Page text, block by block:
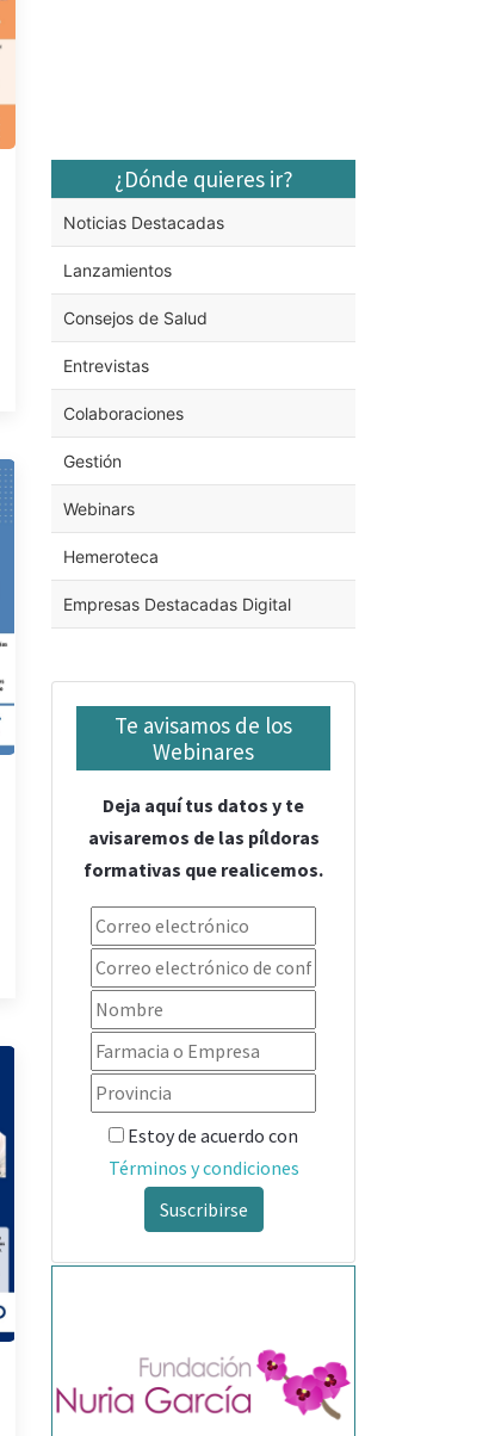
¿Dónde quieres ir?
Noticias Destacadas
Lanzamientos
Consejos de Salud
Entrevistas
Colaboraciones
Gestión
Webinars
Hemeroteca
Empresas Destacadas Digital
Te avisamos de los
Webinares
Deja aquí tus datos y te
avisaremos de las píldoras
formativas que realicemos.
Estoy de acuerdo con
Términos y condiciones
Suscribirse